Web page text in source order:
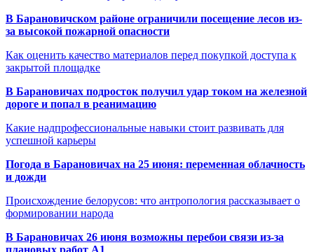
В Барановичском районе ограничили посещение лесов из-
за высокой пожарной опасности
Как оценить качество материалов перед покупкой доступа к
закрытой площадке
В Барановичах подросток получил удар током на железной
дороге и попал в реанимацию
Какие надпрофессиональные навыки стоит развивать для
успешной карьеры
Погода в Барановичах на 25 июня: переменная облачность
и дожди
Происхождение белорусов: что антропология рассказывает о
формировании народа
В Барановичах 26 июня возможны перебои связи из-за
плановых работ A1